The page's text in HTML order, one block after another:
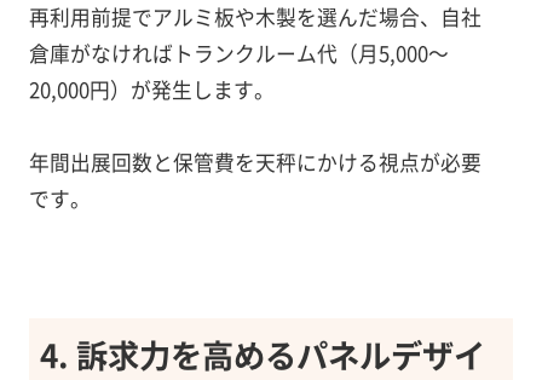
再利用前提でアルミ板や木製を選んだ場合、自社
倉庫がなければトランクルーム代（月5,000〜
20,000円）が発生します。
年間出展回数と保管費を天秤にかける視点が必要
です。
4. 訴求力を高めるパネルデザイ